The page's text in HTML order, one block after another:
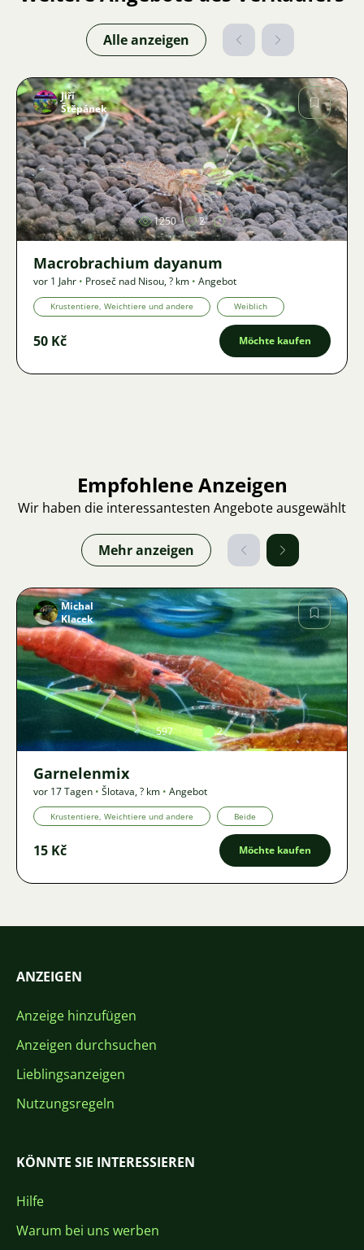
Alle anzeigen
Bild
Jiří
Štěpánek
1250 2
Macrobrachium dayanum
vor 1 Jahr • Proseč nad Nisou,? km • Angebot
Krustentiere, Weichtiere und andere Weiblich
50 Kč Möchte kaufen
Empfohlene Anzeigen
Wir haben die interessantesten Angebote ausgewählt
Mehr anzeigen
Bild
Michal
Klacek
597 2
Garnelenmix
vor 17 Tagen • Šlotava,? km • Angebot
Krustentiere, Weichtiere und andere Beide
15 Kč Möchte kaufen
ANZEIGEN
Anzeige hinzufügen
Anzeigen durchsuchen
Lieblingsanzeigen
Nutzungsregeln
KÖNNTE SIE INTERESSIEREN
Hilfe
Warum bei uns werben